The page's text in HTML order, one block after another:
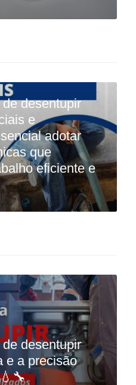
desentupir
e
adotar
que
eficiente e
desentupir
e a precisão